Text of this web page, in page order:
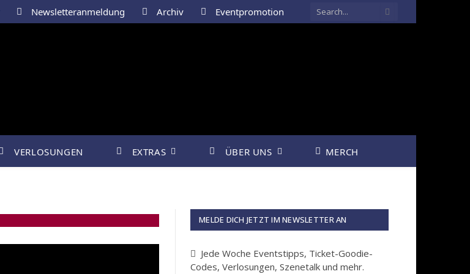
Newsletteranmeldung Archiv Eventpromotion
VERLOSUNGEN EXTRAS ÜBER UNS MERCH
MELDE DICH JETZT IM NEWSLETTER AN
Jede Woche Eventstipps, Ticket-Goodie-
Codes, Verlosungen, Szenetalk und mehr.